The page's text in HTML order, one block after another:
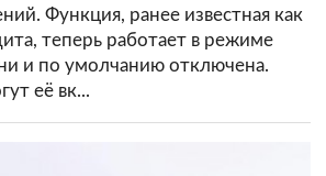
Функция, ранее известная как
теперь работает в режиме
и по умолчанию отключена.
её вк...